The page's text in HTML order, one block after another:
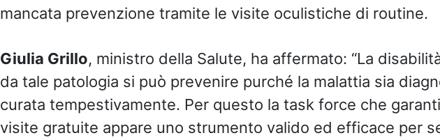
mancata prevenzione tramite le visite oculistiche di routine.
Giulia Grillo, ministro della Salute, ha affermato: “La
da tale patologia si può prevenire purché la malattia sia
curata tempestivamente. Per questo la task force che
visite gratuite appare uno strumento valido ed efficace per